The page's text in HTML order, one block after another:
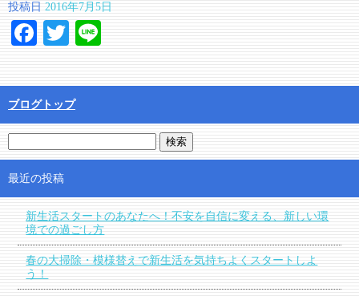
投稿日 2016年7月5日
Facebook
Twitter
ブログトップ
最近の投稿
新生活スタートのあなたへ！不安を自信に変える、新しい環
境での過ごし方
春の大掃除・模様替えで新生活を気持ちよくスタートしよ
う！